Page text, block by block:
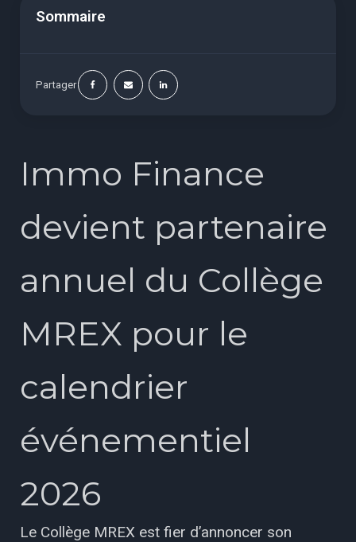
Sommaire
Partager
Immo Finance
devient partenaire
annuel du Collège
MREX pour le
calendrier
événementiel
2026
Le Collège MREX est fier d’annoncer son